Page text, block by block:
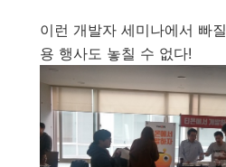
이런 개발자 세미나에서 빠
용 행사도 놓칠 수 없다!